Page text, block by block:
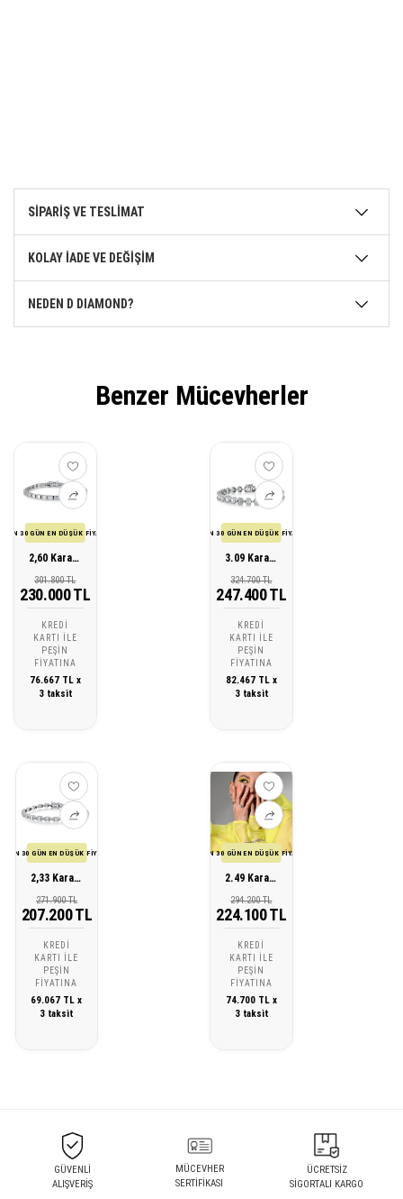
SİPARİŞ VE TESLİMAT
KOLAY İADE VE DEĞİŞİM
NEDEN D DIAMOND?
Benzer Mücevherler
SON 30 GÜN EN DÜŞÜK FİYATI
2,60 Karat Pırlanta Baget Bileklik
301.800 TL
230.000 TL
KREDI
KARTI ILE
PEŞIN
FIYATINA
76.667 TL x
3 taksit
SON 30 GÜN EN DÜŞÜK FİYATI
3.09 Karat Pırlanta Baget Bileklik
324.700 TL
247.400 TL
KREDI
KARTI ILE
PEŞIN
FIYATINA
82.467 TL x
3 taksit
SON 30 GÜN EN DÜŞÜK FİYATI
2,33 Karat Pırlanta Baget Bileklik
271.900 TL
207.200 TL
KREDI
KARTI ILE
PEŞIN
FIYATINA
69.067 TL x
3 taksit
SON 30 GÜN EN DÜŞÜK FİYATI
2.49 Karat Pırlanta Baget Bileklik
294.200 TL
224.100 TL
KREDI
KARTI ILE
PEŞIN
FIYATINA
74.700 TL x
3 taksit
GÜVENLİ
ALIŞVERİŞ
MÜCEVHER
SERTİFİKASI
ÜCRETSİZ
SİGORTALI KARGO